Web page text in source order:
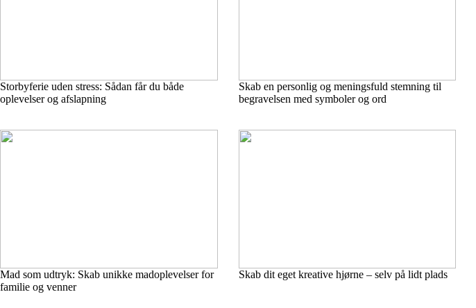
Storbyferie uden stress: Sådan får du både
oplevelser og afslapning
Skab en personlig og meningsfuld stemning til
begravelsen med symboler og ord
Mad som udtryk: Skab unikke madoplevelser for
familie og venner
Skab dit eget kreative hjørne – selv på lidt plads